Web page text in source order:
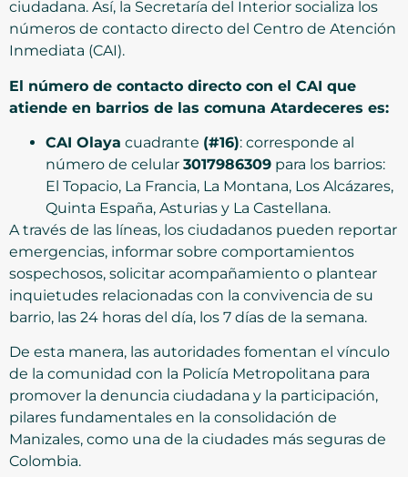
ciudadana. Así, la Secretaría del Interior socializa los
números de contacto directo del Centro de Atención
Inmediata (CAI).
El número de contacto directo con el CAI que
atiende en barrios de las comuna Atardeceres es:
CAI Olaya cuadrante (#16): corresponde al
número de celular 3017986309 para los barrios:
El Topacio, La Francia, La Montana, Los Alcázares,
Quinta España, Asturias y La Castellana.
A través de las líneas, los ciudadanos pueden reportar
emergencias, informar sobre comportamientos
sospechosos, solicitar acompañamiento o plantear
inquietudes relacionadas con la convivencia de su
barrio, las 24 horas del día, los 7 días de la semana.
De esta manera, las autoridades fomentan el vínculo
de la comunidad con la Policía Metropolitana para
promover la denuncia ciudadana y la participación,
pilares fundamentales en la consolidación de
Manizales, como una de la ciudades más seguras de
Colombia.